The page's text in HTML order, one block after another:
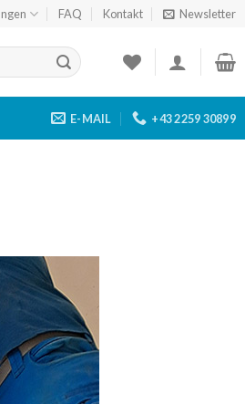
FAQ Kontakt Newsletter
E-MAIL +43 2259 30899